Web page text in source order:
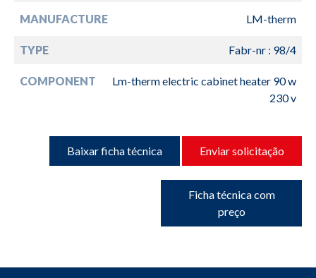
MANUFACTURE LM-therm
TYPE Fabr-nr : 98/4
COMPONENT
Lm-therm electric cabinet heater 90 w
230 v
Baixar ficha técnica Enviar solicitação
Ficha técnica com
preço